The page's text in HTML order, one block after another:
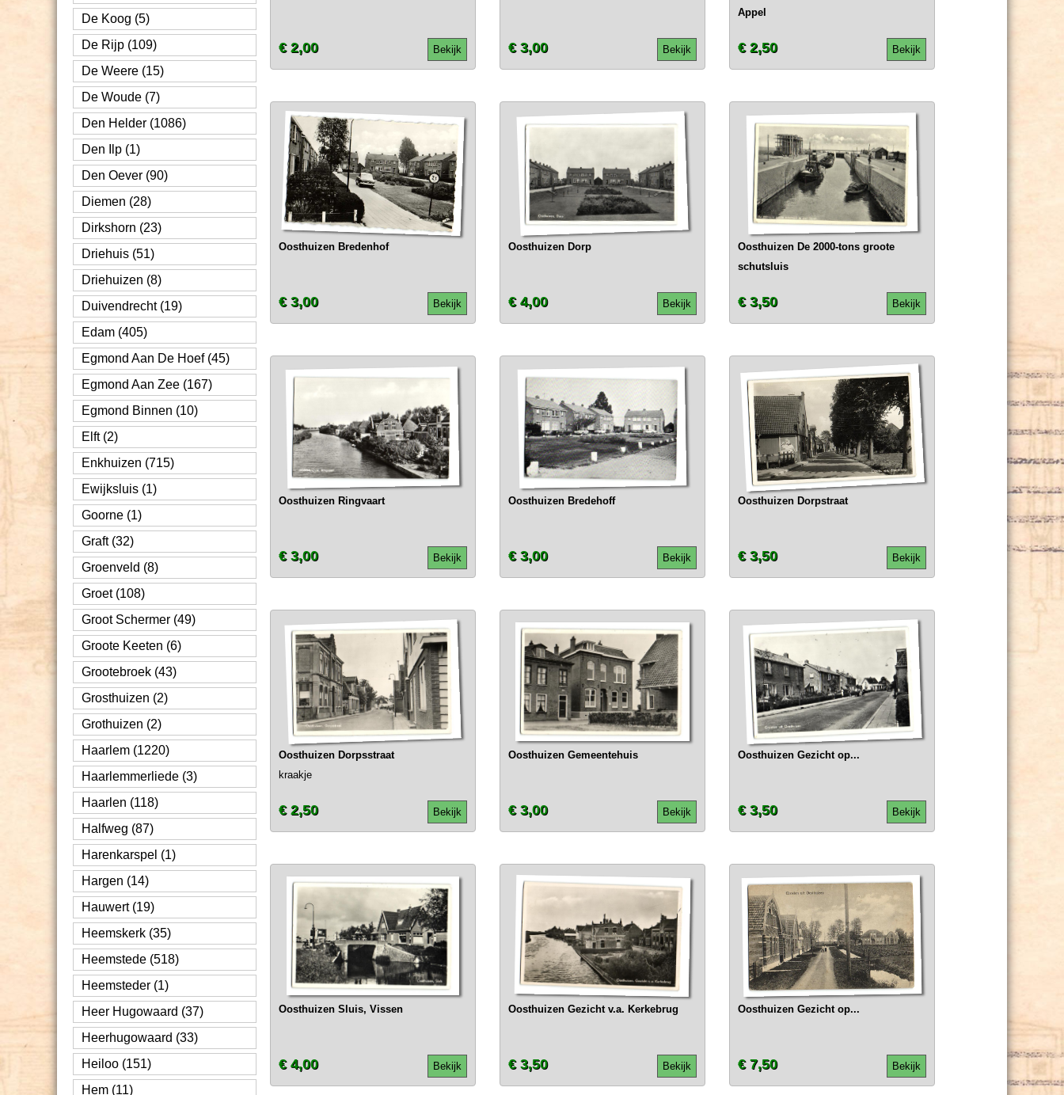
De Koog (5)
De Rijp (109)
De Weere (15)
De Woude (7)
Den Helder (1086)
Den Ilp (1)
Den Oever (90)
Diemen (28)
Dirkshorn (23)
Driehuis (51)
Driehuizen (8)
Duivendrecht (19)
Edam (405)
Egmond Aan De Hoef (45)
Egmond Aan Zee (167)
Egmond Binnen (10)
Elft (2)
Enkhuizen (715)
Ewijksluis (1)
Goorne (1)
Graft (32)
Groenveld (8)
Groet (108)
Groot Schermer (49)
Groote Keeten (6)
Grootebroek (43)
Grosthuizen (2)
Grothuizen (2)
Haarlem (1220)
Haarlemmerliede (3)
Haarlen (118)
Halfweg (87)
Harenkarspel (1)
Hargen (14)
Hauwert (19)
Heemskerk (35)
Heemstede (518)
Heemsteder (1)
Heer Hugowaard (37)
Heerhugowaard (33)
Heiloo (151)
Hem (11)
Bekijk
€ 2,00 Bekijk
€ 3,00
Appel
Bekijk
€ 2,50
Oosthuizen Bredenhof
Bekijk
€ 3,00
Oosthuizen Dorp
Bekijk
€ 4,00
Oosthuizen De 2000-tons groote
schutsluis
Bekijk
€ 3,50
Oosthuizen Ringvaart
Bekijk
€ 3,00
Oosthuizen Bredehoff
Bekijk
€ 3,00
Oosthuizen Dorpstraat
Bekijk
€ 3,50
Oosthuizen Dorpsstraat
kraakje
Bekijk
€ 2,50
Oosthuizen Gemeentehuis
Bekijk
€ 3,00
Oosthuizen Gezicht op...
Bekijk
€ 3,50
Oosthuizen Sluis, Vissen
Bekijk
€ 4,00
Oosthuizen Gezicht v.a. Kerkebrug
Bekijk
€ 3,50
Oosthuizen Gezicht op...
Bekijk
€ 7,50